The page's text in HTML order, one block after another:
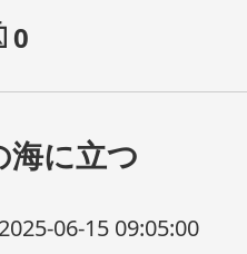
0
に立つ
2025-06-15 09:05:00